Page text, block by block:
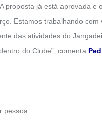
A proposta já está aprovada e
Estamos trabalhando
das atividades do
do Clube”, comenta
pessoa